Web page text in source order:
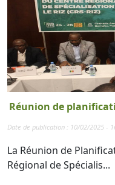
Réunion de
Date de publication : 10/02/2025 -
La Réunion de
Régional de Spécialis...